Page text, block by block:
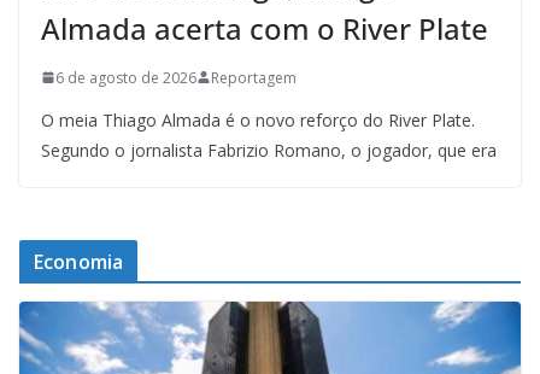
Almada acerta com o River Plate
6 de agosto de 2026 Reportagem
O meia Thiago Almada é o novo reforço do River Plate.
Segundo o jornalista Fabrizio Romano, o jogador, que era
Economia